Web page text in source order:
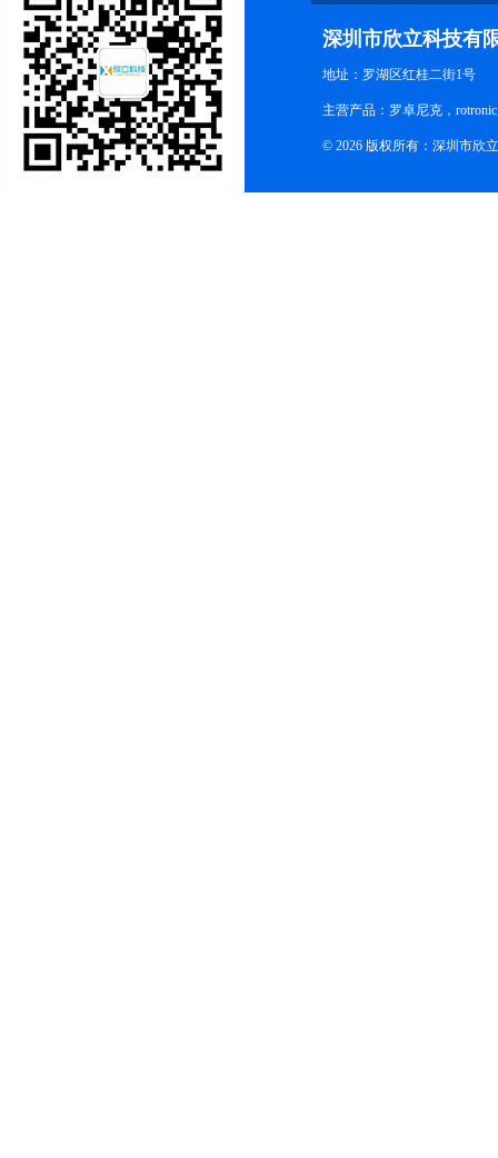
深圳市欣立科技有
地址：罗湖区红桂二街1号
主营产品：罗卓尼克，
© 2026 版权所有：深圳市欣